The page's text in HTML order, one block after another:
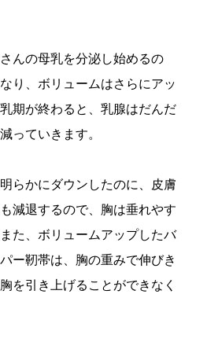
んの母乳を分泌し始めるの
り、ボリュームはさらにアッ
期が終わると、乳腺はだんだ
っていきます。
らかにダウンしたのに、皮膚
減退するので、胸は垂れやす
た、ボリュームアップしたバ
ー靭帯は、胸の重みで伸びき
を引き上げることができなく